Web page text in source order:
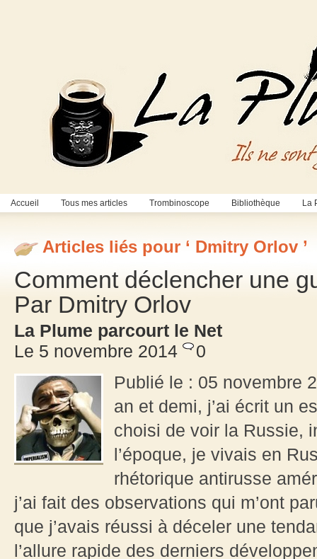
Accueil Tous mes articles Trombinoscope Bibliothèque La
Articles liés pour ‘ Dmitry Orlov ’
Comment déclencher une
Par Dmitry Orlov
La Plume parcourt le Net
Le 5 novembre 2014
0
Publié le : 05 novembre
an et demi, j’ai écrit un
choisi de voir la Russie,
l’époque, je vivais en
rhétorique antirusse
j’ai fait des observations qui m’ont
que j’avais réussi à déceler une
l’allure rapide des derniers